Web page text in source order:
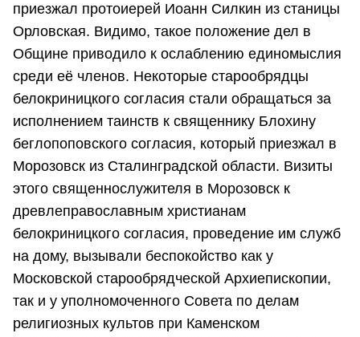
приезжал протоиерей Иоанн Силкин из станицы
Орловская. Видимо, такое положение дел в
Общине приводило к ослаблению единомыслия
среди её членов. Некоторые старообрядцы
белокриницкого согласия стали обращаться за
исполнением таинств к священнику Блохину
беглопоповского согласия, который приезжал в
Морозовск из Сталинградской области. Визиты
этого священнослужителя в Морозовск к
древлеправославным христианам
белокриницкого согласия, проведение им служб
на дому, вызывали беспокойство как у
Московской старообрядческой Архиепископии,
так и у уполномоченного Совета по делам
религиозных культов при Каменском